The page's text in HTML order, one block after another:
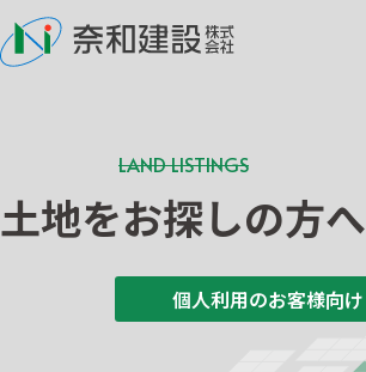
LAND LISTINGS
土地をお探しの方へ
個人利用のお客様向け